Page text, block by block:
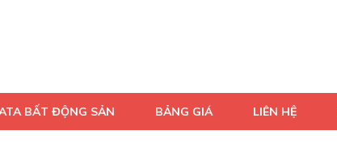
BẤT ĐỘNG SẢN BẢNG GIÁ LIÊN HỆ